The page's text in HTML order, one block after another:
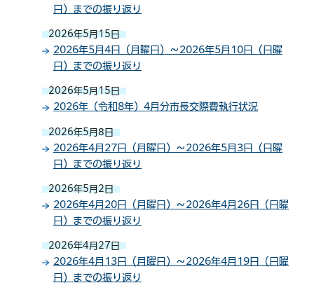
日）までの振り返り
2026年5月15日
2026年5月4日（月曜日）～2026年5月10日（日曜
日）までの振り返り
2026年5月15日
2026年（令和8年）4月分市長交際費執行状況
2026年5月8日
2026年4月27日（月曜日）～2026年5月3日（日曜
日）までの振り返り
2026年5月2日
2026年4月20日（月曜日）～2026年4月26日（日曜
日）までの振り返り
2026年4月27日
2026年4月13日（月曜日）～2026年4月19日（日曜
日）までの振り返り